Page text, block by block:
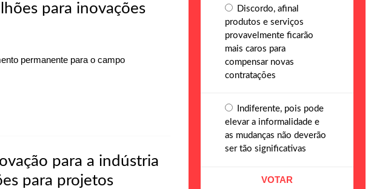
para inovações
permanente para o campo
para a indústria
para projetos
Discordo, afinal
produtos e serviços
provavelmente ficarão
mais caros para
compensar novas
contratações
Indiferente, pois pode
elevar a informalidade e
as mudanças não deverão
ser tão significativas